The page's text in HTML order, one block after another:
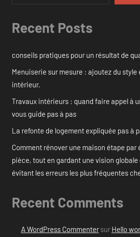
Recent Posts
conseils pratiques pour un résultat de
Menuiserie sur mesure : ajoutez du style
intérieur.
Travaux intérieurs : quand faire appel à
vous guide pas à pas
La refonte de logement expliquée pas à
Comment rénover une maison étape par
pièce, tout en gardant une vision
évitant les erreurs les plus fréquentes
Recent Comments
A WordPress Commentersur Hello